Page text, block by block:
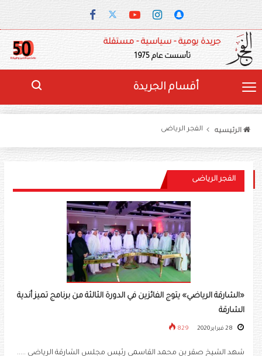
جريدة يومية - سياسية - مستقلة
تأسست عام 1975
أقسام الجريدة
الرئيسيه الفجر الرياضى
الفجر الرياضى
«الشارقة الرياضي» يتوج الفائزين في الدورة الثالثة من برنامج تميز أندية
الشارقة
829
شهد الشيخ صقر بن محمد القاسمي رئيس مجلس الشارقة الرياضي .....